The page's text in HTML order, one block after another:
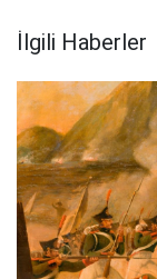
İlgili Haberler